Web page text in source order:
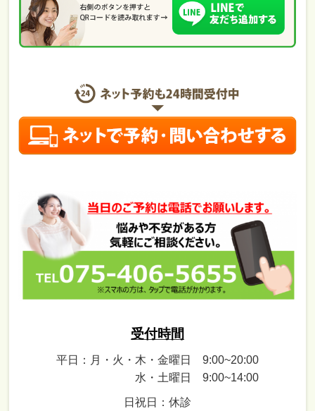
受付時間
平日：月・火・木・金曜日 9:00~20:00
水・土曜日 9:00~14:00
日祝日：休診